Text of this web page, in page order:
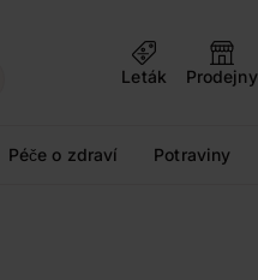
Leták
Prodejny
Péče o zdraví Potraviny